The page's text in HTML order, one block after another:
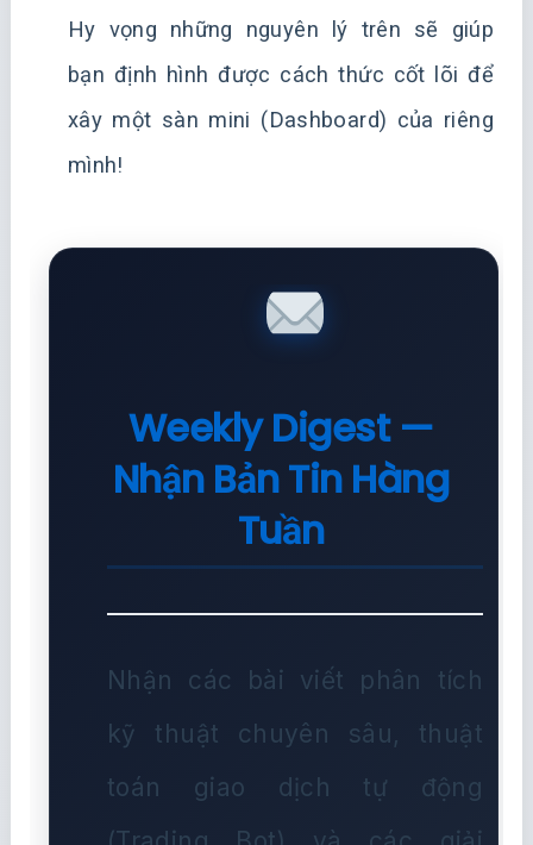
Hy vọng những nguyên lý trên sẽ giúp
bạn định hình được cách thức cốt lõi để
xây một sàn mini (Dashboard) của riêng
mình!
Weekly Digest —
Nhận Bản Tin Hàng
Tuần
Nhận các bài viết phân tích
kỹ thuật chuyên sâu, thuật
toán giao dịch tự động